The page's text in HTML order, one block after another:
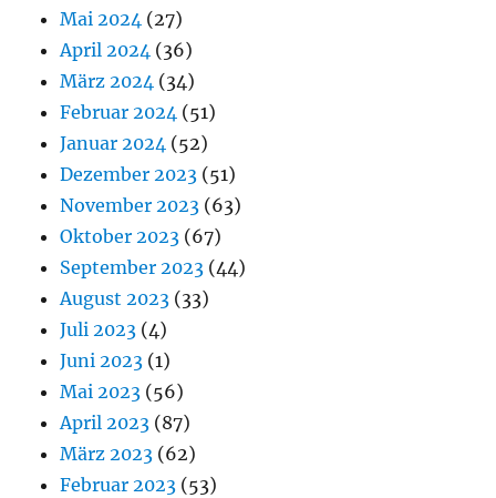
Mai 2024 (27)
April 2024 (36)
März 2024 (34)
Februar 2024 (51)
Januar 2024 (52)
Dezember 2023 (51)
November 2023 (63)
Oktober 2023 (67)
September 2023 (44)
August 2023 (33)
Juli 2023 (4)
Juni 2023 (1)
Mai 2023 (56)
April 2023 (87)
März 2023 (62)
Februar 2023 (53)